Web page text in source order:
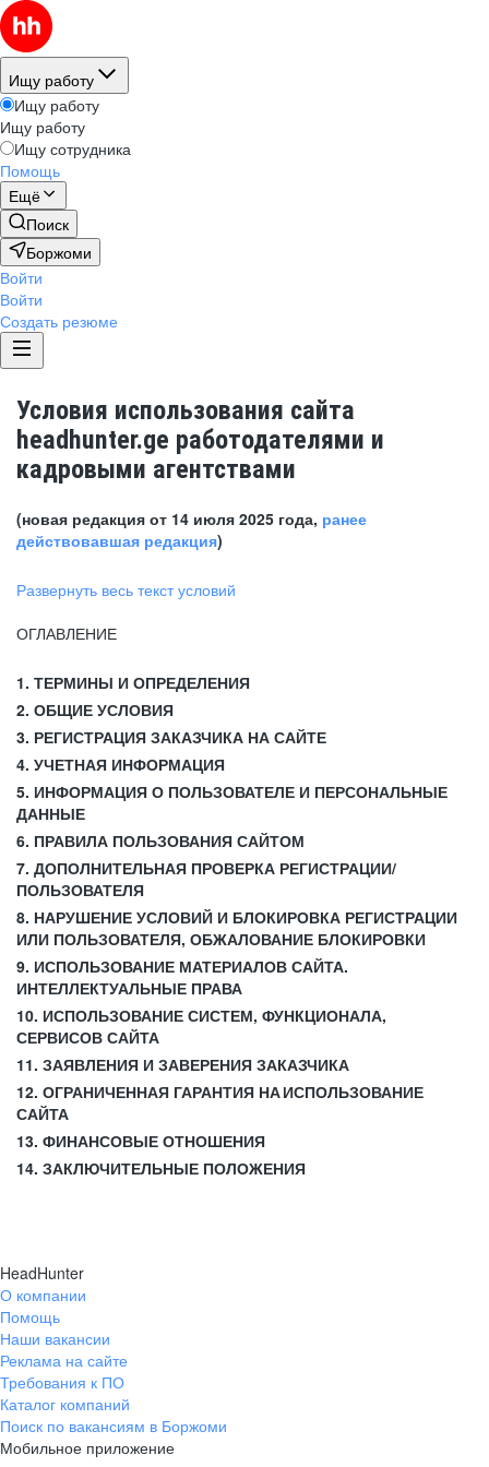
Ищу работу
Ищу работу
Ищу работу
Ищу сотрудника
Помощь
Ещё
Поиск
Боржоми
Войти
Войти
Создать резюме
Условия использования сайта
headhunter.ge работодателями и
кадровыми агентствами
(новая редакция от 14 июля 2025 года, ранее
действовавшая редакция)
Развернуть весь текст условий
ОГЛАВЛЕНИЕ
1. ТЕРМИНЫ И ОПРЕДЕЛЕНИЯ
2. ОБЩИЕ УСЛОВИЯ
3. РЕГИСТРАЦИЯ ЗАКАЗЧИКА НА САЙТЕ
4. УЧЕТНАЯ ИНФОРМАЦИЯ
5. ИНФОРМАЦИЯ О ПОЛЬЗОВАТЕЛЕ И ПЕРСОНАЛЬНЫЕ
ДАННЫЕ
6. ПРАВИЛА ПОЛЬЗОВАНИЯ САЙТОМ
7. ДОПОЛНИТЕЛЬНАЯ ПРОВЕРКА РЕГИСТРАЦИИ/
ПОЛЬЗОВАТЕЛЯ
8. НАРУШЕНИЕ УСЛОВИЙ И БЛОКИРОВКА РЕГИСТРАЦИИ
ИЛИ ПОЛЬЗОВАТЕЛЯ, ОБЖАЛОВАНИЕ БЛОКИРОВКИ
9. ИСПОЛЬЗОВАНИЕ МАТЕРИАЛОВ САЙТА.
ИНТЕЛЛЕКТУАЛЬНЫЕ ПРАВА
10. ИСПОЛЬЗОВАНИЕ СИСТЕМ, ФУНКЦИОНАЛА,
СЕРВИСОВ САЙТА
11. ЗАЯВЛЕНИЯ И ЗАВЕРЕНИЯ ЗАКАЗЧИКА
12. ОГРАНИЧЕННАЯ ГАРАНТИЯ НА ИСПОЛЬЗОВАНИЕ
САЙТА
13. ФИНАНСОВЫЕ ОТНОШЕНИЯ
14. ЗАКЛЮЧИТЕЛЬНЫЕ ПОЛОЖЕНИЯ
HeadHunter
О компании
Помощь
Наши вакансии
Реклама на сайте
Требования к ПО
Каталог компаний
Поиск по вакансиям в Боржоми
Мобильное приложение